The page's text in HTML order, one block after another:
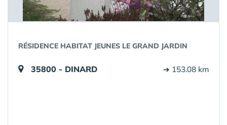
RÉSIDENCE HABITAT JEUNES LE GRAND JARDIN
35800 - DINARD ➔ 153.08 km